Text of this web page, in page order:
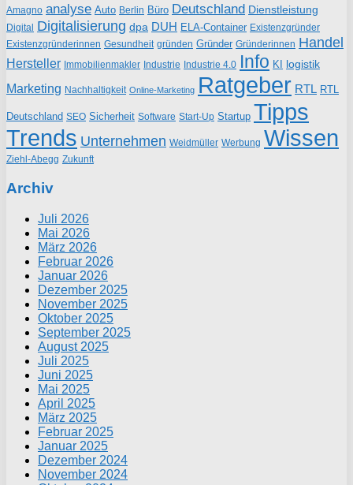
Amagno analyse Auto Berlin Büro Deutschland Dienstleistung
Digital Digitalisierung dpa DUH ELA-Container Existenzgründer
Existenzgründerinnen Gesundheit gründen Gründer Gründerinnen Handel
Hersteller Immobilienmakler Industrie Industrie 4.0 Info KI logistik
Marketing Nachhaltigkeit Online-Marketing Ratgeber RTL RTL
Deutschland SEO Sicherheit Software Start-Up Startup Tipps
Trends Unternehmen Weidmüller Werbung Wissen
Ziehl-Abegg Zukunft
Archiv
Juli 2026
Mai 2026
März 2026
Februar 2026
Januar 2026
Dezember 2025
November 2025
Oktober 2025
September 2025
August 2025
Juli 2025
Juni 2025
Mai 2025
April 2025
März 2025
Februar 2025
Januar 2025
Dezember 2024
November 2024